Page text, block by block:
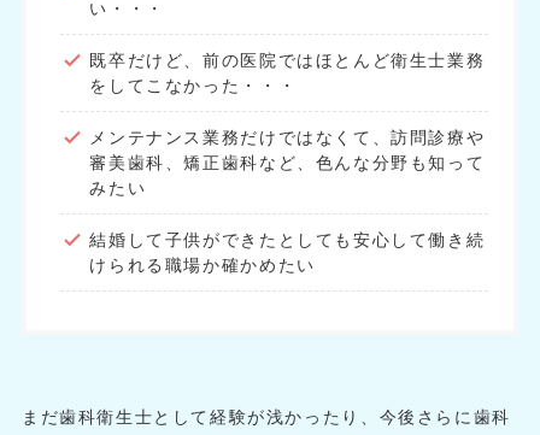
い・・・
既卒だけど、前の医院ではほとんど衛生士業務
をしてこなかった・・・
メンテナンス業務だけではなくて、訪問診療や
審美歯科、矯正歯科など、色んな分野も知って
みたい
結婚して子供ができたとしても安心して働き続
けられる職場か確かめたい
まだ歯科衛生士として経験が浅かったり、今後さらに歯科